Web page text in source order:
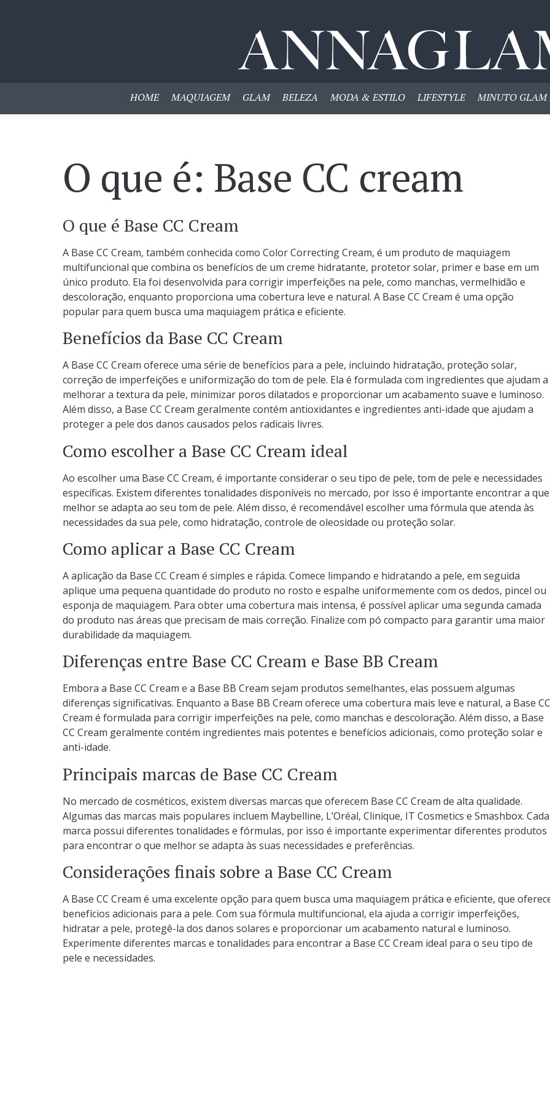
HOME MAQUIAGEM GLAM BELEZA MODA & ESTILO LIFESTYLE MINUTO GLAM
O que é: Base CC cream
O que é Base CC Cream
A Base CC Cream, também conhecida como Color Correcting Cream, é um produto de maquiagem
multifuncional que combina os benefícios de um creme hidratante, protetor solar, primer e base em um
único produto. Ela foi desenvolvida para corrigir imperfeições na pele, como manchas, vermelhidão e
descoloração, enquanto proporciona uma cobertura leve e natural. A Base CC Cream é uma opção
popular para quem busca uma maquiagem prática e eficiente.
Benefícios da Base CC Cream
A Base CC Cream oferece uma série de benefícios para a pele, incluindo hidratação, proteção solar,
correção de imperfeições e uniformização do tom de pele. Ela é formulada com ingredientes que ajudam a
melhorar a textura da pele, minimizar poros dilatados e proporcionar um acabamento suave e luminoso.
Além disso, a Base CC Cream geralmente contém antioxidantes e ingredientes anti-idade que ajudam a
proteger a pele dos danos causados pelos radicais livres.
Como escolher a Base CC Cream ideal
Ao escolher uma Base CC Cream, é importante considerar o seu tipo de pele, tom de pele e necessidades
específicas. Existem diferentes tonalidades disponíveis no mercado, por isso é importante encontrar a que
melhor se adapta ao seu tom de pele. Além disso, é recomendável escolher uma fórmula que atenda às
necessidades da sua pele, como hidratação, controle de oleosidade ou proteção solar.
Como aplicar a Base CC Cream
A aplicação da Base CC Cream é simples e rápida. Comece limpando e hidratando a pele, em seguida
aplique uma pequena quantidade do produto no rosto e espalhe uniformemente com os dedos, pincel ou
esponja de maquiagem. Para obter uma cobertura mais intensa, é possível aplicar uma segunda camada
do produto nas áreas que precisam de mais correção. Finalize com pó compacto para garantir uma maior
durabilidade da maquiagem.
Diferenças entre Base CC Cream e Base BB Cream
Embora a Base CC Cream e a Base BB Cream sejam produtos semelhantes, elas possuem algumas
diferenças significativas. Enquanto a Base BB Cream oferece uma cobertura mais leve e natural, a Base CC
Cream é formulada para corrigir imperfeições na pele, como manchas e descoloração. Além disso, a Base
CC Cream geralmente contém ingredientes mais potentes e benefícios adicionais, como proteção solar e
anti-idade.
Principais marcas de Base CC Cream
No mercado de cosméticos, existem diversas marcas que oferecem Base CC Cream de alta qualidade.
Algumas das marcas mais populares incluem Maybelline, L’Oréal, Clinique, IT Cosmetics e Smashbox. Cada
marca possui diferentes tonalidades e fórmulas, por isso é importante experimentar diferentes produtos
para encontrar o que melhor se adapta às suas necessidades e preferências.
Considerações finais sobre a Base CC Cream
A Base CC Cream é uma excelente opção para quem busca uma maquiagem prática e eficiente, que
benefícios adicionais para a pele. Com sua fórmula multifuncional, ela ajuda a corrigir imperfeições,
hidratar a pele, protegê-la dos danos solares e proporcionar um acabamento natural e luminoso.
Experimente diferentes marcas e tonalidades para encontrar a Base CC Cream ideal para o seu tipo de
pele e necessidades.